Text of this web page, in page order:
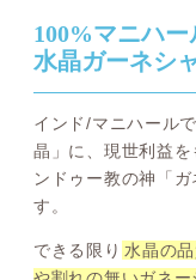
100%マニハ
水晶ガーネシ
インド/マニハール
晶」に、現世利益
ンドゥー教の神「
す。
できる限り 水晶の